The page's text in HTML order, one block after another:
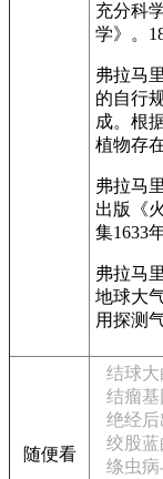
充分科
学》。
弗拉马
的自行
成。根
植物存在
弗拉马
出版《
集1633
弗拉马
地球大
用探测
随便看
结球
结瘤基
绝经后
绞股蓝
绦虫